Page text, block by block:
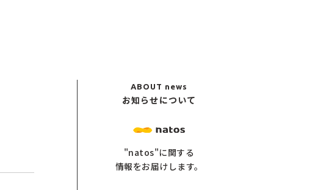
ABOUT news
お知らせについて
"natos"に関する
情報をお届けします。